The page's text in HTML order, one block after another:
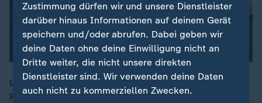
Labour-Chef Keir Starmer kündigt seinen Rücktritt als
Parteivorsitzender an, bleibt aber Premier, bis ein
Zustimmung dürfen wir und unsere Dienstleister
darüber hinaus Informationen auf deinem Gerät
speichern und/oder abrufen. Dabei geben wir
deine Daten ohne deine Einwilligung nicht an
Dritte weiter, die nicht unsere direkten
Dienstleister sind. Wir verwenden deine Daten
auch nicht zu kommerziellen Zwecken.